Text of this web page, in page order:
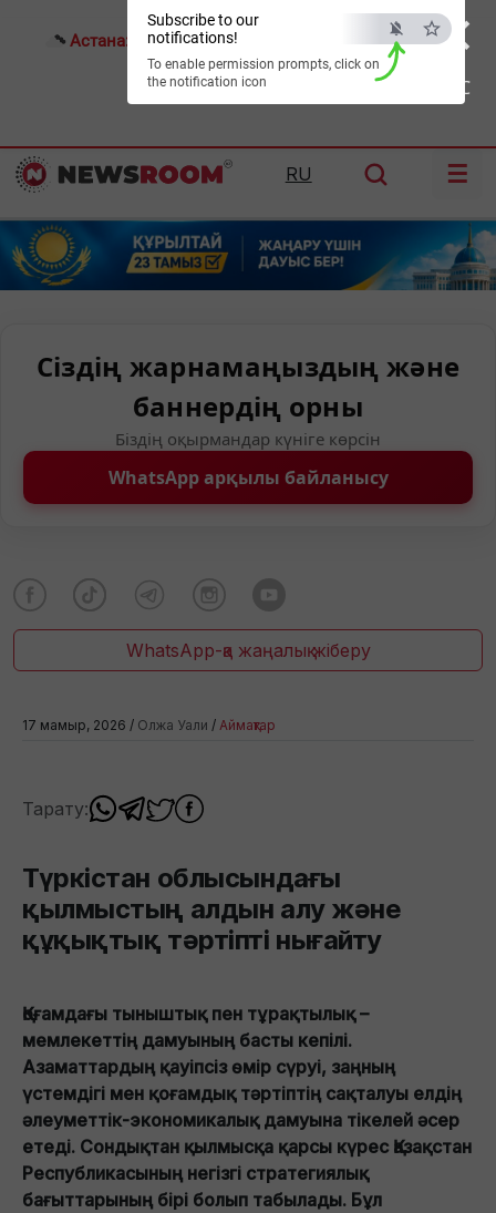
×
ESC
Subscribe to our
notifications!
To enable permission prompts, click on
the notification icon
Астана: 18°C Алматы: Шымкент:24°C
RU ☰
Сіздің жарнамаңыздың және
баннердің орны
Біздің оқырмандар күніге көрсін
WhatsApp арқылы байланысу
WhatsApp-қа жаңалық жіберу
17 мамыр, 2026 / Олжа Уали / Аймақтар
Тарату:
Түркістан облысындағы
қылмыстың алдын алу және
құқықтық тәртіпті нығайту
Қоғамдағы тыныштық пен тұрақтылық –
мемлекеттің дамуының басты кепілі.
Азаматтардың қауіпсіз өмір сүруі, заңның
үстемдігі мен қоғамдық тәртіптің сақталуы елдің
әлеуметтік-экономикалық дамуына тікелей әсер
етеді. Сондықтан қылмысқа қарсы күрес Қазақстан
Республикасының негізгі стратегиялық
бағыттарының бірі болып табылады. Бұл